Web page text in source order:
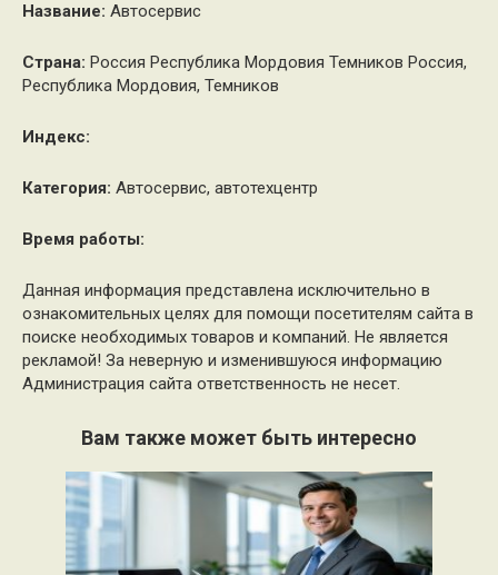
Название: Автосервис
Страна: Россия Республика Мордовия Темников Россия,
Республика Мордовия, Темников
Индекс:
Категория: Автосервис, автотехцентр
Время работы:
Данная информация представлена исключительно в
ознакомительных целях для помощи посетителям сайта в
поиске необходимых товаров и компаний. Не является
рекламой! За неверную и изменившуюся информацию
Администрация сайта ответственность не несет.
Вам также может быть интересно